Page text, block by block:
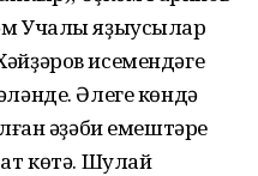
Учалы яҙыусылар
исемендәге
Әлеге көндә
әҙәби емештәре
көтә. Шулай